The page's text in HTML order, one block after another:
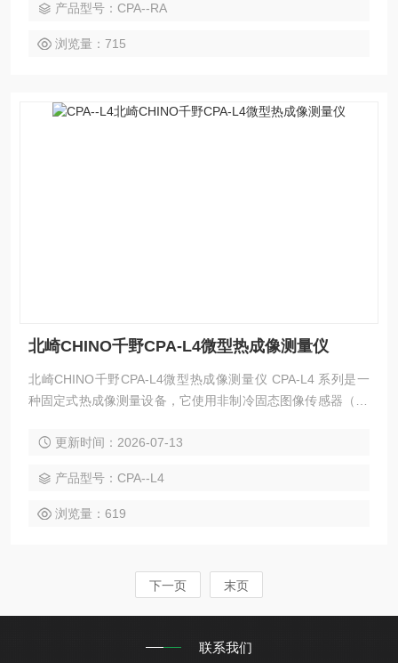
产品型号：CPA--RA
浏览量：715
北崎CHINO千野CPA-L4微型热成像测量仪
北崎CHINO千野CPA-L4微型热成像测量仪 CPA-L4 系列是一
种固定式热成像测量设备，它使用非制冷固态图像传感器（32
为 -20°C 至 500°C（可选高达 1000°C），测量波长为 8~14μ
更新时间：2026-07-13
产品型号：CPA--L4
浏览量：619
下一页 末页
联系我们